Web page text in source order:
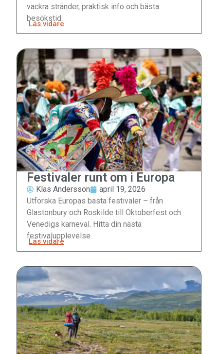
vackra stränder, praktisk info och bästa
besökstid.
Läs vidare
Festivaler runt om i Europa
Klas Andersson
april 19, 2026
Utforska Europas bästa festivaler – från
Glastonbury och Roskilde till Oktoberfest och
Venedigs karneval. Hitta din nästa
festivalupplevelse.
Läs vidare